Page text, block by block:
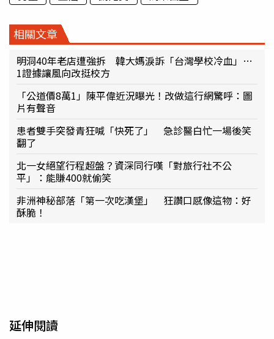
相關文章
明洞40年老店遭強拆 韓大媽淚訴「台灣學校冷血」…
1證據讓風向改挺校方
「公道價8萬1」陳平偉近況曝光！改做這行網驚呼：圖
片有聲音
患者雙手突發青狂喊「快死了」 急診醫白忙一場後笑
翻了
北一女絕望行程超盤？資深同行嘆「對旅行社不公
平」：能賺400就偷笑
非洲神秘部落「第一次吃漢堡」 狂讚口感像這物：好
酥脆！
延伸閱讀